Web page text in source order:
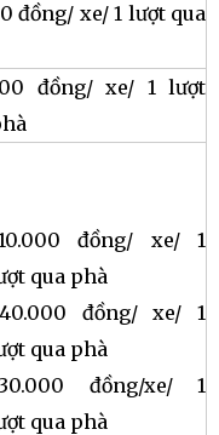
đồng/ xe/ 1 lượt qua
đồng/ xe/ 1 lượt
đồng/ xe/ 1
qua phà
đồng/ xe/ 1
qua phà
đồng/xe/ 1
qua phà